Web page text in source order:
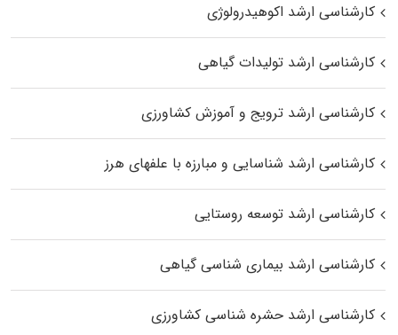
کارشناسی ارشد اکوهیدرولوژی
کارشناسی ارشد تولیدات گیاهی
کارشناسی ارشد ترویج و آموزش کشاورزی
کارشناسی ارشد شناسایی و مبارزه با علفهای هرز
کارشناسی ارشد توسعه روستایی
کارشناسی ارشد بیماری‌ شناسی گیاهی
کارشناسی ارشد حشره‌ شناسی کشاورزی